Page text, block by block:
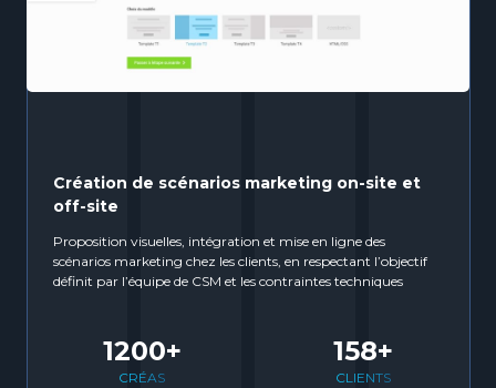
Création de scénarios marketing on-site et
off-site
Proposition visuelles, intégration et mise en ligne des
scénarios marketing chez les clients, en respectant l’objectif
définit par l’équipe de CSM et les contraintes techniques
1200+
CRÉAS
158+
CLIENTS